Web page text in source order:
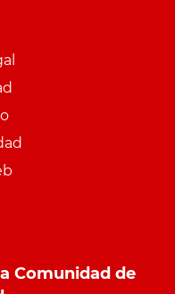
Comunidad de